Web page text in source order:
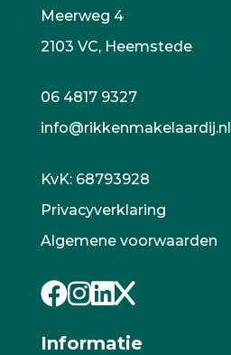
Meerweg 4
2103 VC, Heemstede
06 4817 9327
info@rikkenmakelaardij.nl
KvK: 68793928
Privacyverklaring
Algemene voorwaarden
Informatie